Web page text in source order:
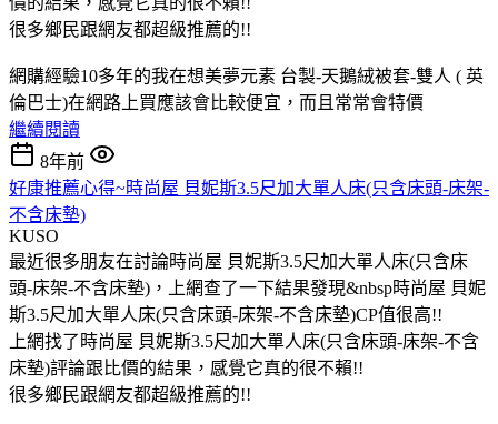
很多鄉民跟網友都超級推薦的!!
網購經驗10多年的我在想美夢元素 台製-天鵝絨被套-雙人 ( 英
倫巴士)在網路上買應該會比較便宜，而且常常會特價
繼續閱讀
8年前
好康推薦心得~時尚屋 貝妮斯3.5尺加大單人床(只含床頭-床架-
不含床墊)
KUSO
最近很多朋友在討論時尚屋 貝妮斯3.5尺加大單人床(只含床
頭-床架-不含床墊)，上網查了一下結果發現&nbsp時尚屋 貝妮
斯3.5尺加大單人床(只含床頭-床架-不含床墊)CP值很高!!
上網找了時尚屋 貝妮斯3.5尺加大單人床(只含床頭-床架-不含
床墊)評論跟比價的結果，感覺它真的很不賴!!
很多鄉民跟網友都超級推薦的!!